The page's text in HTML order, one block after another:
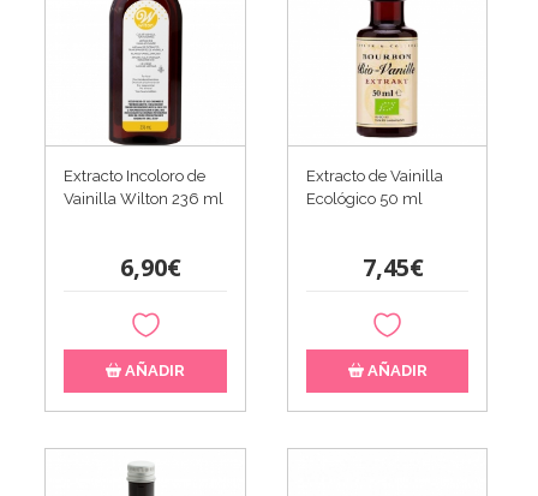
Extracto Incoloro de
Vainilla Wilton 236 ml
6,90€
AÑADIR
Extracto de Vainilla
Ecológico 50 ml
7,45€
AÑADIR